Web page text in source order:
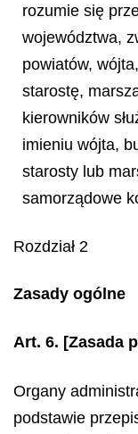
rozumie się
województwa,
powiatów,
starostę,
kierowników
imieniu wójta,
starosty lub
samorządowe
Rozdział 2
Zasady ogólne
Art. 6. [Zasada
Organy
podstawie